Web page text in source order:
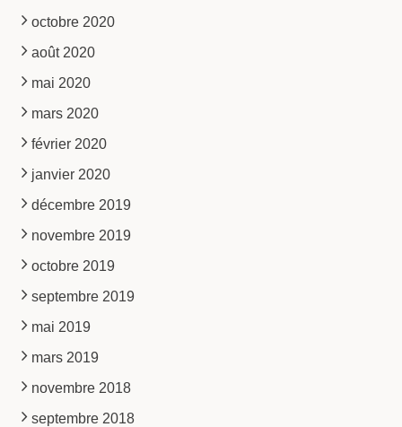
octobre 2020
août 2020
mai 2020
mars 2020
février 2020
janvier 2020
décembre 2019
novembre 2019
octobre 2019
septembre 2019
mai 2019
mars 2019
novembre 2018
septembre 2018